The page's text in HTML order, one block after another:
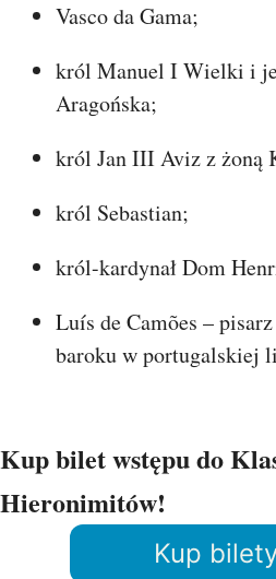
Vasco da Gama;
król Manuel I Wielki i
Aragońska;
król Jan III Aviz z żoną
król Sebastian;
król-kardynał Dom
Luís de Camões –
baroku w portugalskiej
Kup bilet wstępu do
Hieronimitów!
Kup